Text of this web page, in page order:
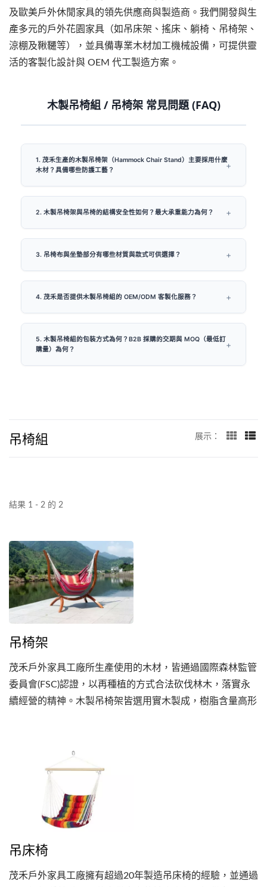
及歐美戶外休閒家具的領先供應商與製造商。我們開發與生
產多元的戶外花園家具（如吊床架、搖床、躺椅、吊椅架、
涼棚及鞦韆等），並具備專業木材加工機械設備，可提供靈
活的客製化設計與 OEM 代工製造方案。
木製吊椅組 / 吊椅架 常見問題 (FAQ)
1. 茂禾生產的木製吊椅架（Hammock Chair Stand）主要採用什麼
木材？具備哪些防護工藝？
2. 木製吊椅架與吊椅的結構安全性如何？最大承重能力為何？
3. 吊椅布與坐墊部分有哪些材質與款式可供選擇？
4. 茂禾是否提供木製吊椅組的 OEM/ODM 客製化服務？
5. 木製吊椅組的包裝方式為何？B2B 採購的交期與 MOQ（最低訂
購量）為何？
吊椅組 展示：
結果 1 - 2 的 2
吊椅架
茂禾戶外家具工廠所生產使用的木材，皆通過國際森林監管
委員會(FSC)認證，以再種植的方式合法砍伐林木，落實永
續經營的精神。木製吊椅架皆選用實木製成，樹脂含量高形
方案提供環保家具木頭家具選品
吊床椅
茂禾戶外家具工廠擁有超過20年製造吊床椅的經驗，並通過